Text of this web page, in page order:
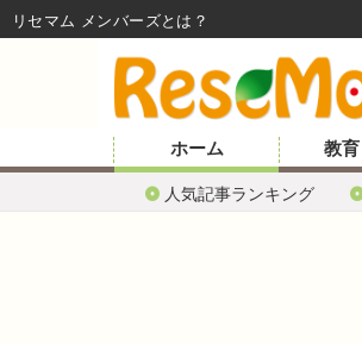
ホーム
人気記事ランキング
教
リセマム メンバーズ